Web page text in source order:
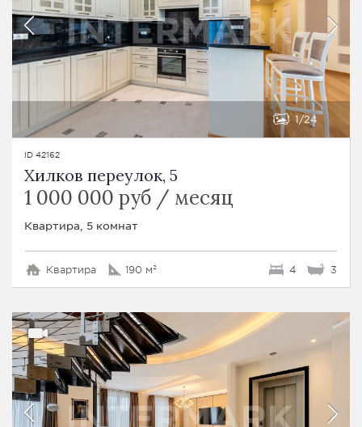
1 24
ID 42162
Хилков переулок, 5
1 000 000 руб / месяц
Квартира, 5 комнат
Квартира 190 м² 4 3